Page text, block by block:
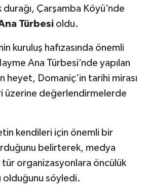
durağı, Çarşamba Köyü’nde
Türbesioldu.
kuruluş hafızasında önemli
Ana Türbesi’nde yapılan
heyet, Domaniç’in tarihi mirası
üzerine değerlendirmelerde
kendileri için önemli bir
belirterek, medya
tür organizasyonlara öncülük
olduğunu söyledi.